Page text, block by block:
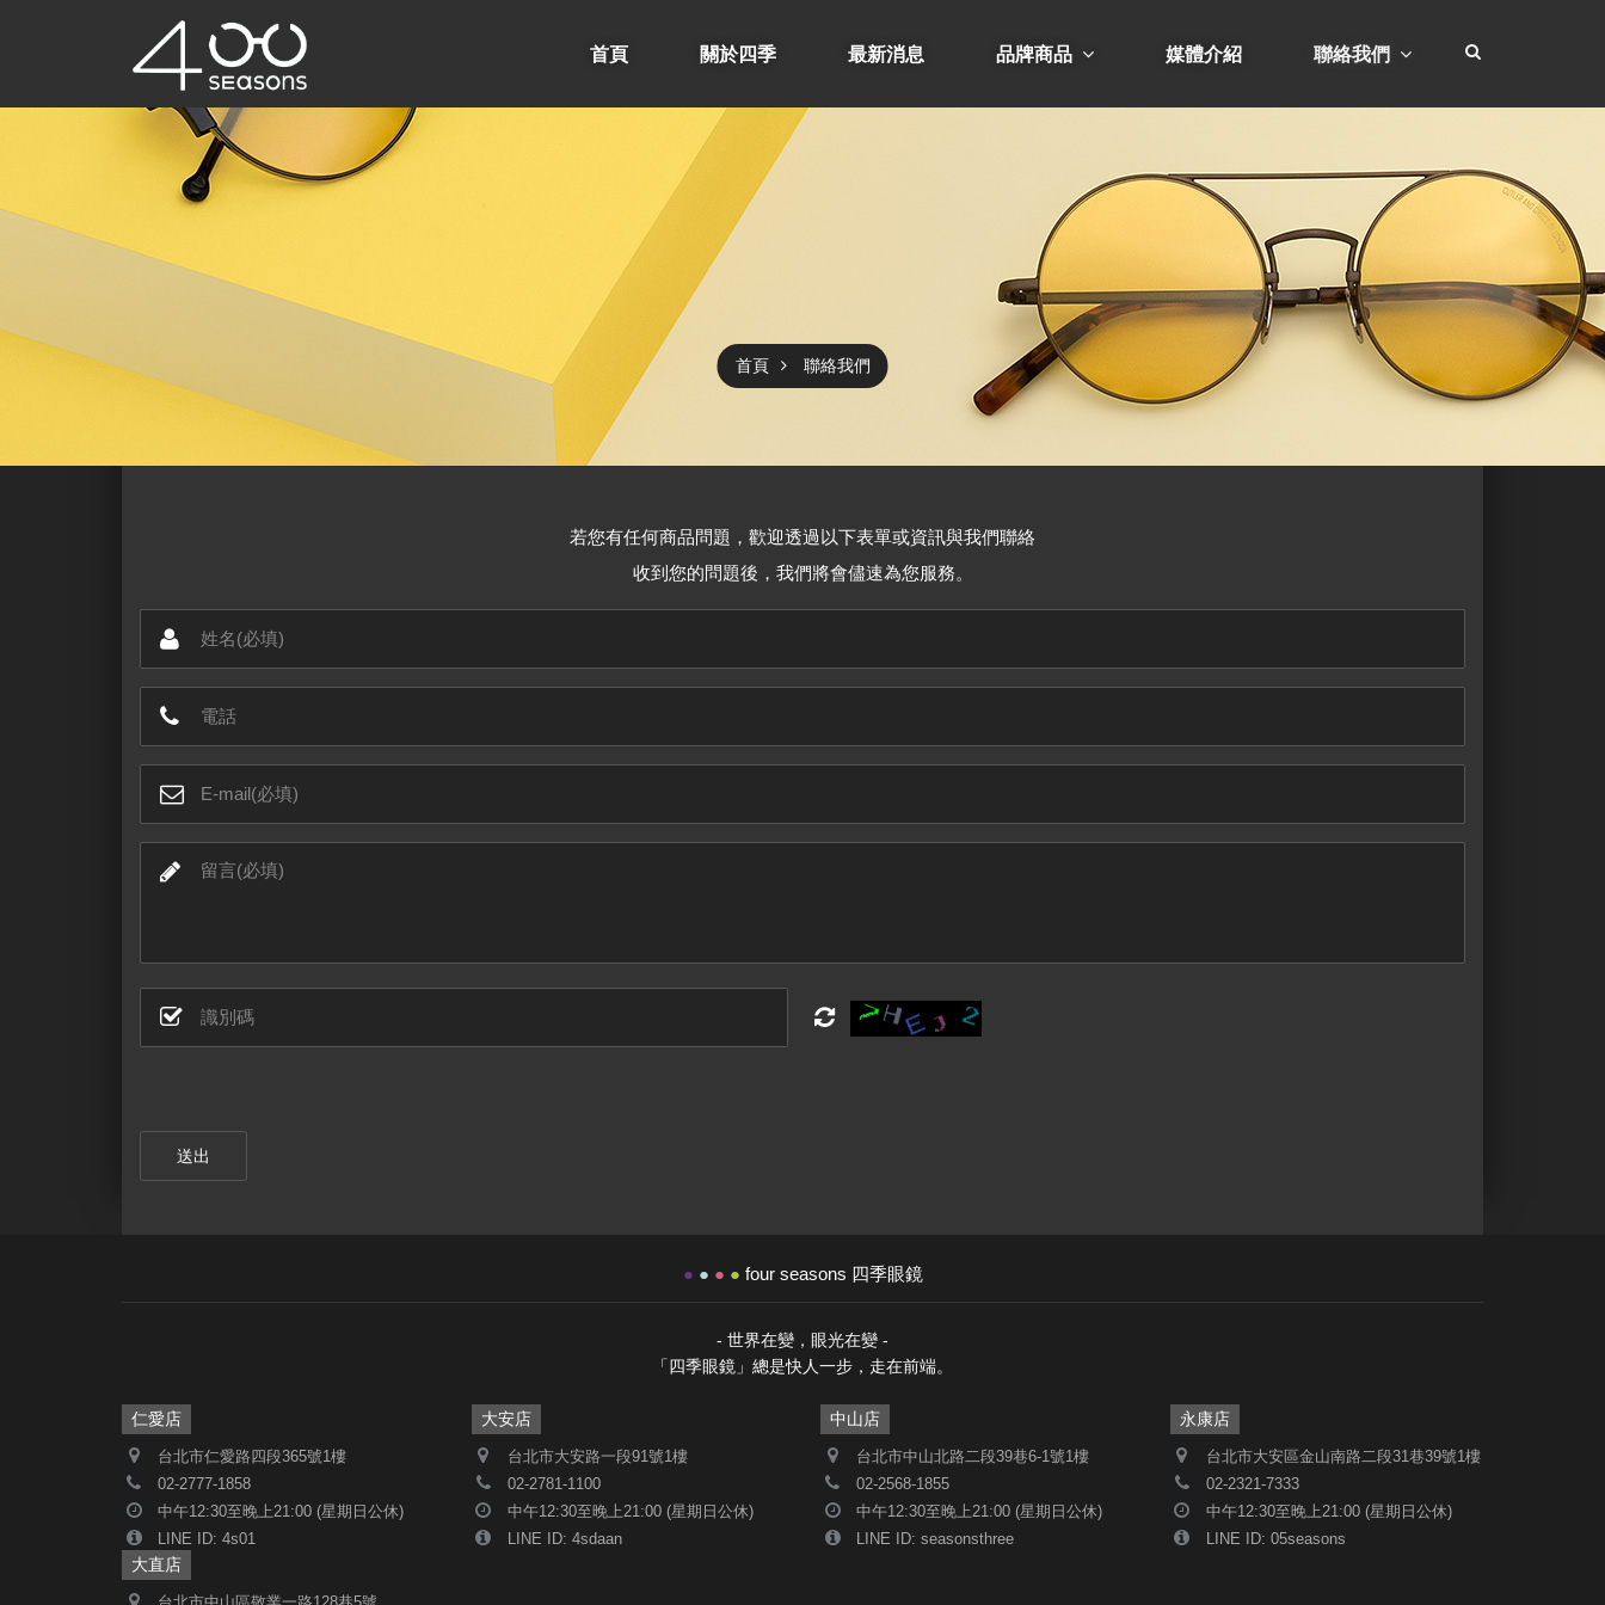
首頁 關於四季 最新消息 品牌商品 媒體介紹 聯絡我們
首頁 聯絡我們
若您有任何商品問題，歡迎透過以下表單或資訊與我們聯絡
收到您的問題後，我們將會儘速為您服務。
送出
● ● ● ● four seasons 四季眼鏡
- 世界在變，眼光在變 -
「四季眼鏡」總是快人一步，走在前端。
仁愛店
台北市仁愛路四段365號1樓
02-2777-1858
中午12:30至晚上21:00 (星期日公休)
LINE ID: 4s01
大安店
台北市大安路一段91號1樓
02-2781-1100
中午12:30至晚上21:00 (星期日公休)
LINE ID: 4sdaan
中山店
台北市中山北路二段39巷6-1號1樓
02-2568-1855
中午12:30至晚上21:00 (星期日公休)
LINE ID: seasonsthree
永康店
台北市大安區金山南路二段31巷39號1樓
02-2321-7333
中午12:30至晚上21:00 (星期日公休)
LINE ID: 05seasons
大直店